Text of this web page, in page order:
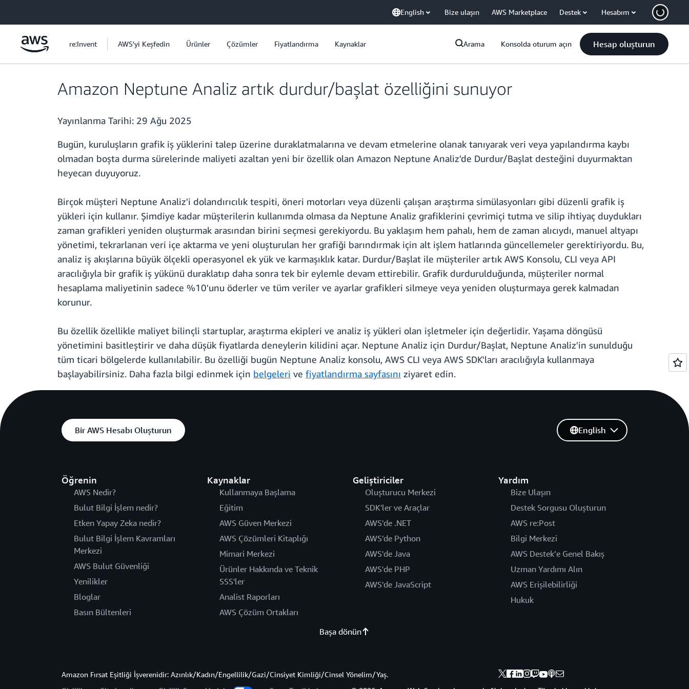
English Bize ulaşın AWS Marketplace Destek Hesabım
re:Invent AWS'yi Keşfedin Ürünler Çözümler Fiyatlandırma Kaynaklar Arama Konsolda oturum açın Hesap oluşturun
Amazon Neptune Analiz artık durdur/başlat özelliğini sunuyor
Yayınlanma Tarihi: 29 Ağu 2025
Bugün, kuruluşların grafik iş yüklerini talep üzerine duraklatmalarına ve devam etmelerine olanak tanıyarak veri veya yapılandırma kaybı
olmadan boşta durma sürelerinde maliyeti azaltan yeni bir özellik olan Amazon Neptune Analiz'de Durdur/Başlat desteğini duyurmaktan
heyecan duyuyoruz.
Birçok müşteri Neptune Analiz'i dolandırıcılık tespiti, öneri motorları veya düzenli çalışan araştırma simülasyonları gibi düzenli grafik iş
yükleri için kullanır. Şimdiye kadar müşterilerin kullanımda olmasa da Neptune Analiz grafiklerini çevrimiçi tutma ve silip ihtiyaç duydukları
zaman grafikleri yeniden oluşturmak arasından birini seçmesi gerekiyordu. Bu yaklaşım hem pahalı, hem de zaman alıcıydı, manuel altyapı
yönetimi, tekrarlanan veri içe aktarma ve yeni oluşturulan her grafiği barındırmak için alt işlem hatlarında güncellemeler gerektiriyordu. Bu,
analiz iş akışlarına büyük ölçekli operasyonel ek yük ve karmaşıklık katar. Durdur/Başlat ile müşteriler artık AWS Konsolu, CLI veya API
aracılığıyla bir grafik iş yükünü duraklatıp daha sonra tek bir eylemle devam ettirebilir. Grafik durdurulduğunda, müşteriler normal
hesaplama maliyetinin sadece %10'unu öderler ve tüm veriler ve ayarlar grafikleri silmeye veya yeniden oluşturmaya gerek kalmadan
korunur.
Bu özellik özellikle maliyet bilinçli startuplar, araştırma ekipleri ve analiz iş yükleri olan işletmeler için değerlidir. Yaşama döngüsü
yönetimini basitleştirir ve daha düşük fiyatlarda deneylerin kilidini açar. Neptune Analiz için Durdur/Başlat, Neptune Analiz'in sunulduğu
tüm ticari bölgelerde kullanılabilir. Bu özelliği bugün Neptune Analiz konsolu, AWS CLI veya AWS SDK'ları aracılığıyla kullanmaya
başlayabilirsiniz. Daha fazla bilgi edinmek için belgeleri ve fiyatlandırma sayfasını ziyaret edin.
Bir AWS Hesabı Oluşturun
Öğrenin
AWS Nedir?
Bulut Bilgi İşlem nedir?
Etken Yapay Zeka nedir?
Bulut Bilgi İşlem Kavramları
Merkezi
AWS Bulut Güvenliği
Yenilikler
Bloglar
Basın Bültenleri
Kaynaklar
Kullanmaya Başlama
Eğitim
AWS Güven Merkezi
AWS Çözümleri Kitaplığı
Mimari Merkezi
Ürünler Hakkında ve Teknik
SSS'ler
Analist Raporları
AWS Çözüm Ortakları
Geliştiriciler
Oluşturucu Merkezi
SDK'ler ve Araçlar
AWS'de .NET
AWS'de Python
AWS'de Java
AWS'de PHP
AWS'de JavaScript
Yardım
Bize Ulaşın
Destek Sorgusu Oluşturun
AWS re:Post
Bilgi Merkezi
AWS Destek’e Genel Bakış
Uzman Yardımı Alın
AWS Erişilebilirliği
Hukuk
English
Başa dönün
Amazon Fırsat Eşitliği İşverenidir: Azınlık/Kadın/Engellilik/Gazi/Cinsiyet Kimliği/Cinsel Yönelim/Yaş.